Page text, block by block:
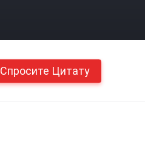
Спросите Цитату